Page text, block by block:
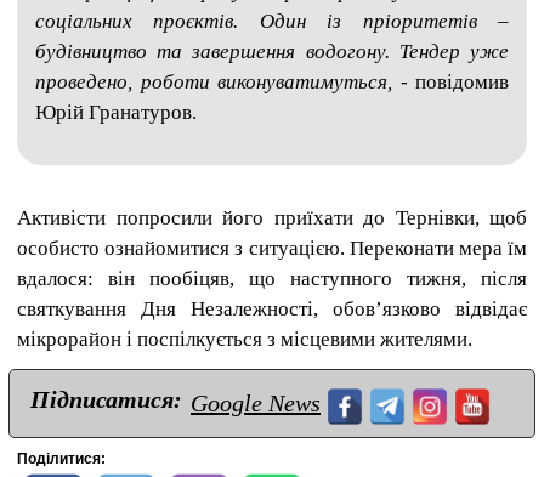
соціальних проєктів. Один із пріоритетів –
будівництво та завершення водогону. Тендер уже
проведено, роботи виконуватимуться, - повідомив
Юрій Гранатуров.
Активісти попросили його приїхати до Тернівки, щоб
особисто ознайомитися з ситуацією. Переконати мера їм
вдалося: він пообіцяв, що наступного тижня, після
святкування Дня Незалежності, обов’язково відвідає
мікрорайон і поспілкується з місцевими жителями.
Підписатися: Google News
Поділитися: